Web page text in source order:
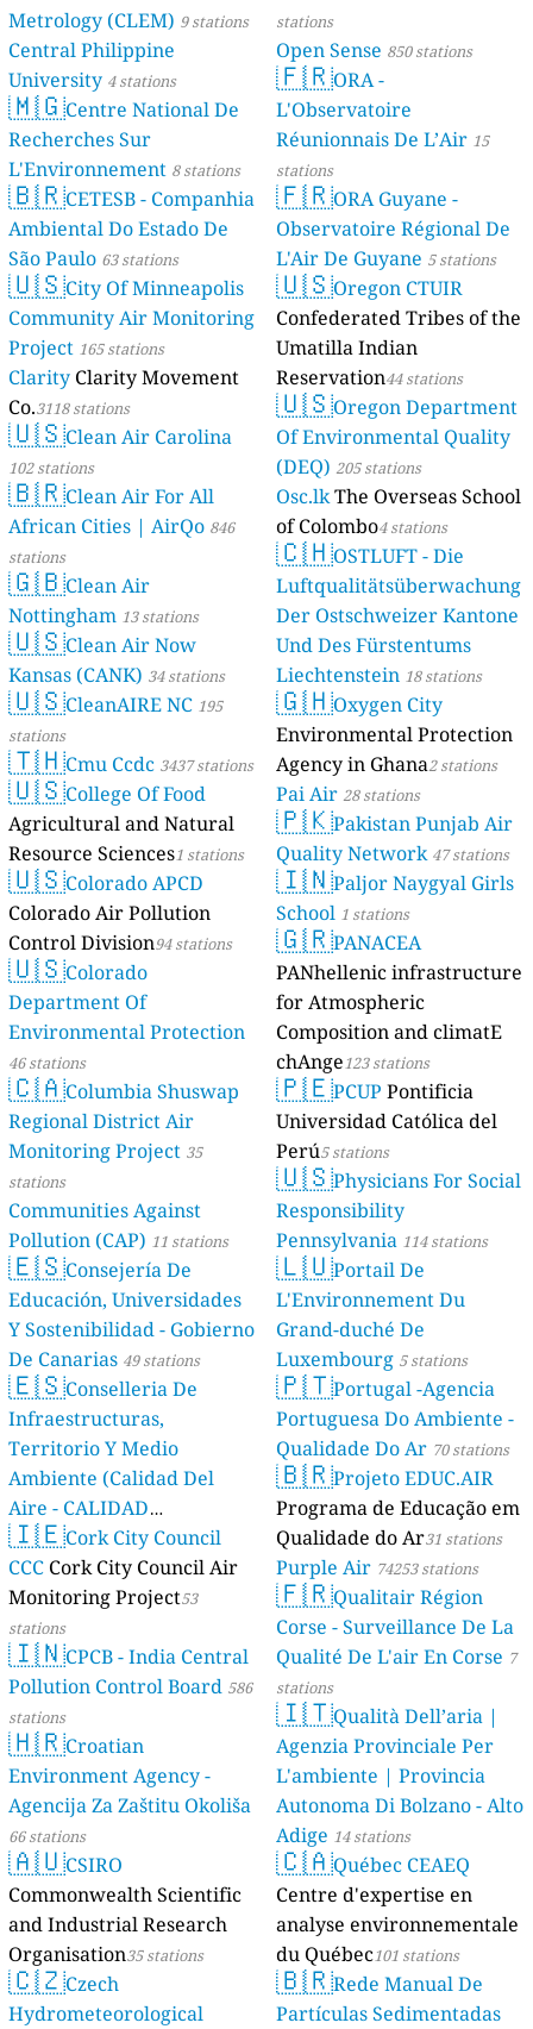
Metrology (CLEM) 9 stations
Central Philippine
University 4 stations
🇲🇬Centre National De
Recherches Sur
L'Environnement 8 stations
🇧🇷CETESB - Companhia
Ambiental Do Estado De
São Paulo 63 stations
🇺🇸City Of Minneapolis
Community Air Monitoring
Project 165 stations
Clarity Clarity Movement
Co.3118 stations
🇺🇸Clean Air Carolina
102 stations
🇧🇷Clean Air For All
African Cities | AirQo 846
stations
🇬🇧Clean Air
Nottingham 13 stations
🇺🇸Clean Air Now
Kansas (CANK) 34 stations
🇺🇸CleanAIRE NC 195
stations
🇹🇭Cmu Ccdc 3437 stations
🇺🇸College Of Food
Agricultural and Natural
Resource Sciences1 stations
🇺🇸Colorado APCD
Colorado Air Pollution
Control Division94 stations
🇺🇸Colorado
Department Of
Environmental Protection
46 stations
🇨🇦Columbia Shuswap
Regional District Air
Monitoring Project 35
stations
Communities Against
Pollution (CAP) 11 stations
🇪🇸Consejería De
Educación, Universidades
Y Sostenibilidad - Gobierno
De Canarias 49 stations
🇪🇸Conselleria De
Infraestructuras,
Territorio Y Medio
Ambiente (Calidad Del
Aire - CALIDAD
AMBIENTAL) 23 stations
🇮🇪Cork City Council
CCC Cork City Council Air
Monitoring Project53
stations
🇮🇳CPCB - India Central
Pollution Control Board 586
stations
🇭🇷Croatian
Environment Agency -
Agencija Za Zaštitu Okoliša
66 stations
🇦🇺CSIRO
Commonwealth Scientific
and Industrial Research
Organisation35 stations
🇨🇿Czech
Hydrometeorological
stations
Open Sense 850 stations
🇫🇷ORA -
L'Observatoire
Réunionnais De L’Air 15
stations
🇫🇷ORA Guyane -
Observatoire Régional De
L'Air De Guyane 5 stations
🇺🇸Oregon CTUIR
Confederated Tribes of the
Umatilla Indian
Reservation44 stations
🇺🇸Oregon Department
Of Environmental Quality
(DEQ) 205 stations
Osc.lkThe Overseas School
of Colombo4 stations
🇨🇭OSTLUFT - Die
Luftqualitätsüberwachung
Der Ostschweizer Kantone
Und Des Fürstentums
Liechtenstein 18 stations
🇬🇭Oxygen City
Environmental Protection
Agency in Ghana2 stations
Pai Air 28 stations
🇵🇰Pakistan Punjab Air
Quality Network 47 stations
🇮🇳Paljor Naygyal Girls
School 1 stations
🇬🇷PANACEA
PANhellenic infrastructure
for Atmospheric
Composition and climatE
chAnge123 stations
🇵🇪PCUP Pontificia
Universidad Católica del
Perú5 stations
🇺🇸Physicians For Social
Responsibility
Pennsylvania 114 stations
🇱🇺Portail De
L'Environnement Du
Grand-duché De
Luxembourg 5 stations
🇵🇹Portugal -Agencia
Portuguesa Do Ambiente -
Qualidade Do Ar 70 stations
🇧🇷Projeto EDUC.AIR
Programa de Educação em
Qualidade do Ar31 stations
Purple Air 74253 stations
🇫🇷Qualitair Région
Corse - Surveillance De La
Qualité De L'air En Corse 7
stations
🇮🇹Qualità Dell’aria |
Agenzia Provinciale Per
L'ambiente | Provincia
Autonoma Di Bolzano - Alto
Adige 14 stations
🇨🇦Québec CEAEQ
Centre d'expertise en
analyse environnementale
du Québec101 stations
🇧🇷Rede Manual De
Partículas Sedimentadas